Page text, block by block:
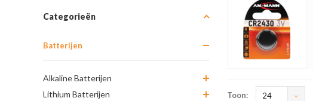
Categorieën
Batterijen
Alkaline Batterijen
Lithium Batterijen
Toon: 24